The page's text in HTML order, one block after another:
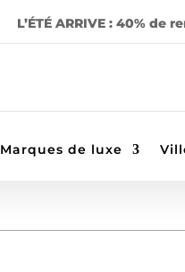
L’ÉTÉ ARRIVE : 40% de
Marques de luxe